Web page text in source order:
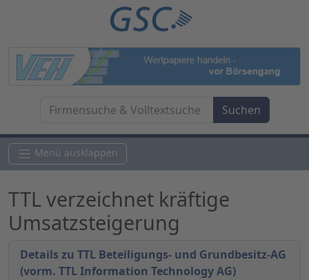
Menü ausklappen
TTL verzeichnet kräftige
Umsatzsteigerung
Details zu TTL Beteiligungs- und Grundbesitz-AG
(vorm. TTL Information Technology AG)